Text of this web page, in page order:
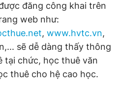
đăng công khai trên
web như:
, www.hvtc.vn,
sẽ dễ dàng thấy thông
tại chức, học thuê văn
thuê cho hệ cao học.